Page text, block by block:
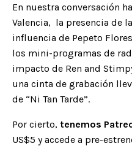
En nuestra conversación
Valencia, la presencia de
influencia de Pepeto
los mini-programas de
impacto de Ren and
una cinta de grabación
de “Ni Tan Tarde”.
Por cierto, tenemos
US$5 y accede a pre-